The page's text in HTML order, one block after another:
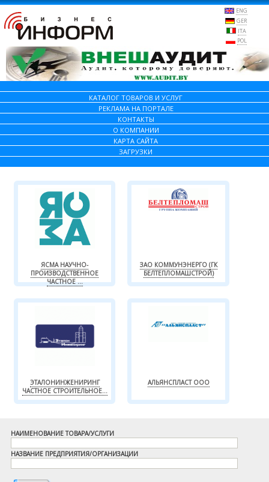
ENG
GER
ITA
POL
КАТАЛОГ ТОВАРОВ И УСЛУГ
РЕКЛАМА НА ПОРТАЛЕ
КОНТАКТЫ
О КОМПАНИИ
КАРТА САЙТА
ЗАГРУЗКИ
ЯСМА НАУЧНО-
ПРОИЗВОДСТВЕННОЕ
ЧАСТНОЕ ...
ЗАО КОММУНЭНЕРГО (ГК
БЕЛТЕПЛОМАШСТРОЙ)
ЭТАЛОНИНЖЕНИРИНГ
ЧАСТНОЕ СТРОИТЕЛЬНОЕ...
АЛЬЯНСПЛАСТ ООО
НАИМЕНОВАНИЕ ТОВАРА/УСЛУГИ
НАЗВАНИЕ ПРЕДПРИЯТИЯ/ОРГАНИЗАЦИИ